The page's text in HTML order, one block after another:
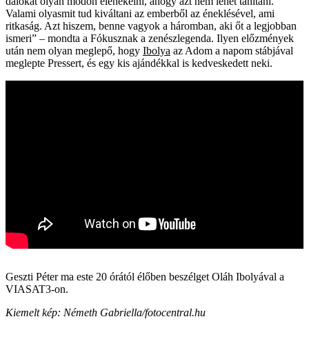
Valami olyasmit tud kiváltani az emberből az éneklésével, ami
ritkaság. Azt hiszem, benne vagyok a háromban, aki őt a legjobban
ismeri” – mondta a Fókusznak a zenészlegenda. Ilyen előzmények
után nem olyan meglepő, hogy Ibolya az Adom a napom stábjával
meglepte Pressert, és egy kis ajándékkal is kedveskedett neki.
Geszti Péter ma este 20 órától élőben beszélget Oláh Ibolyával a
VIASAT3-on.
Kiemelt kép: Németh Gabriella/fotocentral.hu